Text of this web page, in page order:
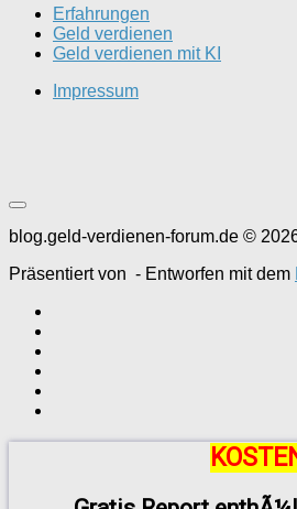
Erfahrungen
Geld verdienen
Geld verdienen mit KI
Impressum
blog.geld-verdienen-forum.de ©
Präsentiert von - Entworfen mit dem